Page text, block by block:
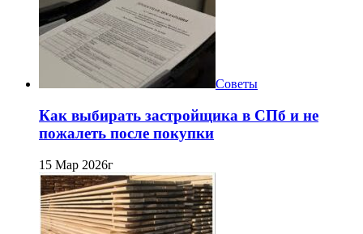
Советы
Как выбирать застройщика в СПб и не
пожалеть после покупки
15 Мар 2026г